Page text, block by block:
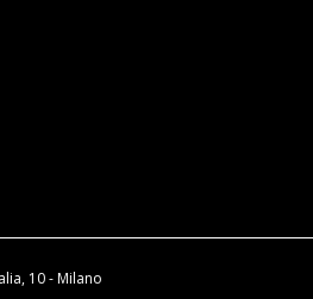
10 - Milano